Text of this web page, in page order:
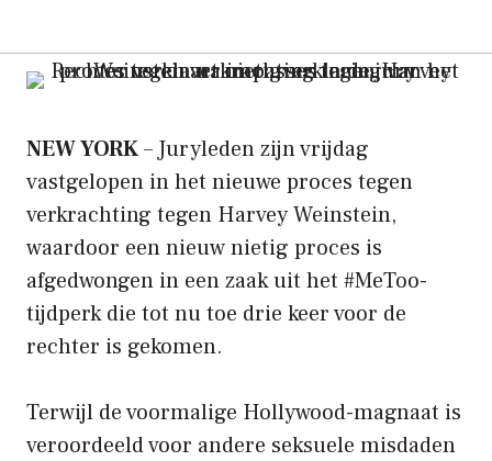
NEW YORK– Juryleden zijn vrijdag
vastgelopen in het nieuwe proces tegen
verkrachting tegen Harvey Weinstein,
waardoor een nieuw nietig proces is
afgedwongen in een zaak uit het #MeToo-
tijdperk die tot nu toe drie keer voor de
rechter is gekomen.
Terwijl de voormalige Hollywood-magnaat is
veroordeeld voor andere seksuele misdaden